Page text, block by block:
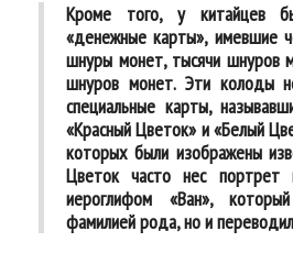
Кроме того, у китайцев
«денежные карты», имевшие
шнуры монет, тысячи шнуров
шнуров монет. Эти колоды
специальные карты,
«Красный Цветок» и «Белый
которых были изображены
Цветок часто нес портрет
иероглифом «Ван»,
фамилией рода, но и